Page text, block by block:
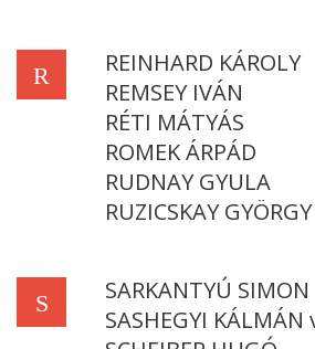
R
REINHARD KÁROLY
REMSEY IVÁN
RÉTI MÁTYÁS
ROMEK ÁRPÁD
RUDNAY GYULA
RUZICSKAY GYÖRGY
S
SARKANTYÚ SIMON
SASHEGYI KÁLMÁN